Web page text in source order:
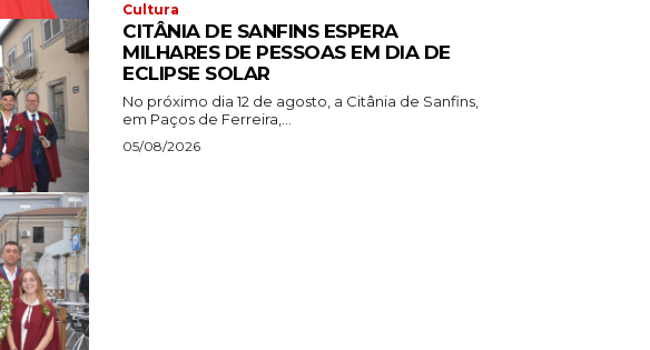
Cultura
CITÂNIA DE SANFINS ESPERA
MILHARES DE PESSOAS EM DIA DE
ECLIPSE SOLAR
No próximo dia 12 de agosto, a Citânia de Sanfins,
em Paços de Ferreira,...
05/08/2026